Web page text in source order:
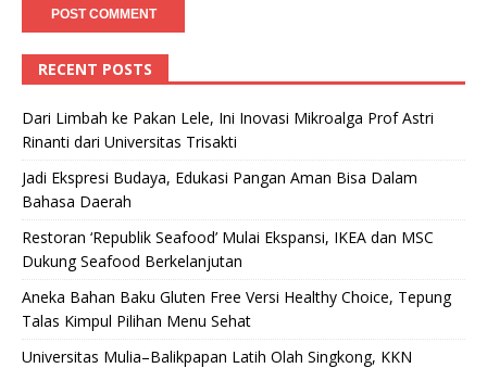
RECENT POSTS
Dari Limbah ke Pakan Lele, Ini Inovasi Mikroalga Prof Astri
Rinanti dari Universitas Trisakti
Jadi Ekspresi Budaya, Edukasi Pangan Aman Bisa Dalam
Bahasa Daerah
Restoran ‘Republik Seafood’ Mulai Ekspansi, IKEA dan MSC
Dukung Seafood Berkelanjutan
Aneka Bahan Baku Gluten Free Versi Healthy Choice, Tepung
Talas Kimpul Pilihan Menu Sehat
Universitas Mulia–Balikpapan Latih Olah Singkong, KKN